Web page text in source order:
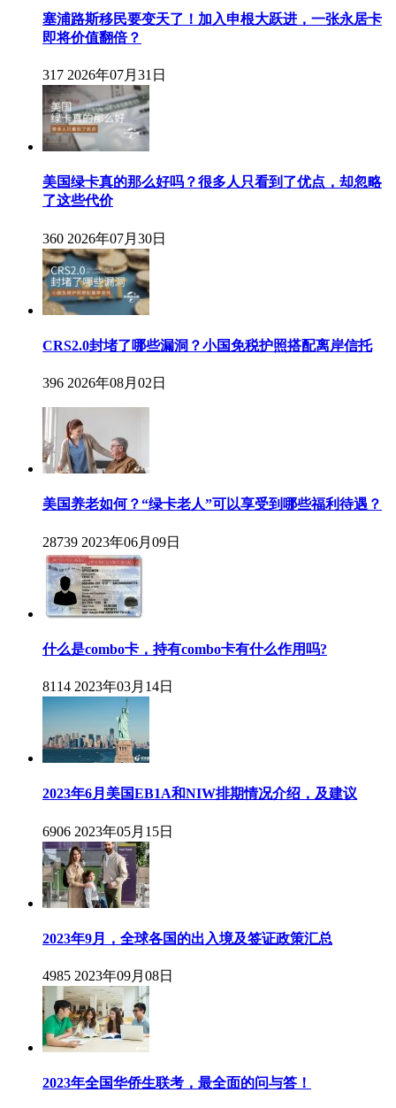
塞浦路斯移民要变天了！加入申根大跃进，一张永居卡
即将价值翻倍？
317 2026年07月31日
美国绿卡真的那么好吗？很多人只看到了优点，却忽略
了这些代价
360 2026年07月30日
CRS2.0封堵了哪些漏洞？小国免税护照搭配离岸信托
396 2026年08月02日
美国养老如何？“绿卡老人”可以享受到哪些福利待遇？
28739 2023年06月09日
什么是combo卡，持有combo卡有什么作用吗?
8114 2023年03月14日
2023年6月美国EB1A和NIW排期情况介绍，及建议
6906 2023年05月15日
2023年9月，全球各国的出入境及签证政策汇总
4985 2023年09月08日
2023年全国华侨生联考，最全面的问与答！